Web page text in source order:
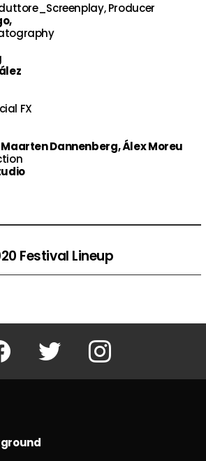
Producer
FX
Dannenberg, Álex Moreu
Festival Lineup
Facebook Twitter Instagram